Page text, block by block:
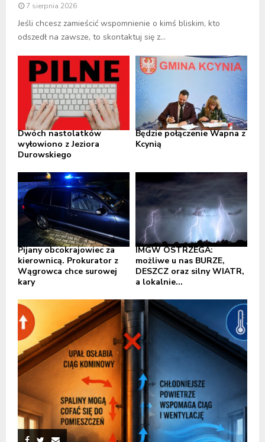
7 sierpnia 2026
Jeśli chcesz zamieścić wspomnienie o kimś bliskim, kto
odszedł na zawsze, to skontaktuj się z...
Dwóch nastolatków
wyłowiono z Jeziora
Durowskiego
Będzie połączenie Wapna z
Kcynią
Pijany obcokrajowiec za
kierownicą. Prokurator z
Wągrowca chce surowej
kary
IMGW OSTRZEGA:
możliwe u nas BURZE,
DESZCZ oraz silny WIATR,
a lokalnie...